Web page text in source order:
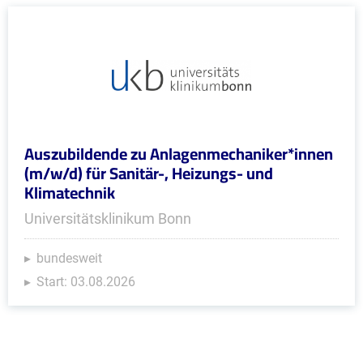
Auszubildende zu Anlagenmechaniker*innen
(m/w/d) für Sanitär-, Heizungs- und
Klimatechnik
Universitätsklinikum Bonn
bundesweit
Start: 03.08.2026